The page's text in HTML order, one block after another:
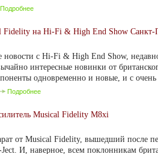
Подробнее
на Hi-Fi & High End Show Санкт-
новости с Hi-Fi & High End Show,
интересные новинки от
одновременно и новые, и с
Подробнее
Musical Fidelity M8xi
от Musical Fidelity, вышедший после
И, наверное, всем поклонникам